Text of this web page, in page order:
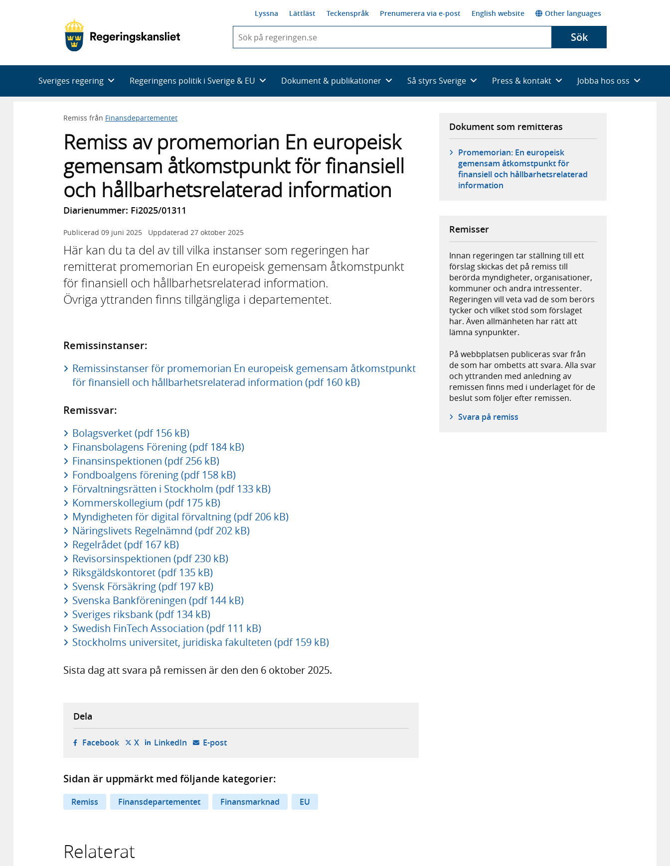
Lyssna Lättläst Teckenspråk Prenumerera via e-post English website Other languages
du
skriva
framträder
en
Sök
Sveriges regering Regeringens politik i Sverige & EU Dokument & publikationer Så styrs Sverige Press & kontakt Jobba hos oss
Remiss från Finansdepartementet
Remiss av promemorian En europeisk
gemensam åtkomstpunkt för finansiell
och hållbarhetsrelaterad information
Diarienummer: Fi2025/01311
Publicerad 09 juni 2025 Uppdaterad 27 oktober 2025
Här kan du ta del av till vilka instanser som regeringen har
remitterat promemorian En europeisk gemensam åtkomstpunkt
för finansiell och hållbarhetsrelaterad information.
Övriga yttranden finns tillgängliga i departementet.
Remissinstanser:
Remissinstanser för promemorian En europeisk gemensam åtkomstpunkt
för finansiell och hållbarhetsrelaterad information (pdf 160 kB)
Remissvar:
Bolagsverket (pdf 156 kB)
Finansbolagens Förening (pdf 184 kB)
Finansinspektionen (pdf 256 kB)
Fondboalgens förening (pdf 158 kB)
Förvaltningsrätten i Stockholm (pdf 133 kB)
Kommerskollegium (pdf 175 kB)
Myndigheten för digital förvaltning (pdf 206 kB)
Näringslivets Regelnämnd (pdf 202 kB)
Regelrådet (pdf 167 kB)
Revisorsinspektionen (pdf 230 kB)
Riksgäldskontoret (pdf 135 kB)
Svensk Försäkring (pdf 197 kB)
Svenska Bankföreningen (pdf 144 kB)
Sveriges riksbank (pdf 134 kB)
Swedish FinTech Association (pdf 111 kB)
Stockholms universitet, juridiska fakulteten (pdf 159 kB)
Sista dag att svara på remissen är den den 6 oktober 2025.
Dokument som remitteras
Promemorian: En europeisk
gemensam åtkomstpunkt för
finansiell och hållbarhetsrelaterad
information
Remisser
Innan regeringen tar ställning till ett
förslag skickas det på remiss till
berörda myndigheter, organisationer,
kommuner och andra intressenter.
Regeringen vill veta vad de som berörs
tycker och vilket stöd som förslaget
har. Även allmänheten har rätt att
lämna synpunkter.
På webbplatsen publiceras svar från
de som har ombetts att svara. Alla svar
och yttranden med anledning av
remissen finns med i underlaget för de
beslut som följer efter remissen.
Svara på remiss
Dela
Facebook- öppnas i ny flik, extern webbplats,
X- öppnas i ny flik, extern webbplats,
LinkedIn- öppnas i ny flik, extern webbplats,
E-post- öppnar din e-postklient,
Sidan är uppmärkt med följande kategorier:
Remiss Finansdepartementet Finansmarknad EU
Relaterat